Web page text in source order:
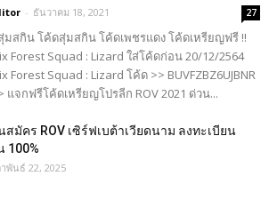
- ธันวาคม 18, 2021 27
มสกิน โค้ดสุ่มสกิน โค้ดเพชรแดง โค้ดเหรียญฟรี !!
Forest Squad : Lizard ใส่โค้ดก่อน 20/12/2564
Squad : Lizard โค้ด >> BUVFZBZ6UJBNR
จกฟรีโค้ดเหรียญโปรลีก ROV 2021 ด่วน...
สมัคร ROV เซิร์ฟเบต้าเวียดนาม ลงทะเบียน
100%
พันธ์ 22, 2025